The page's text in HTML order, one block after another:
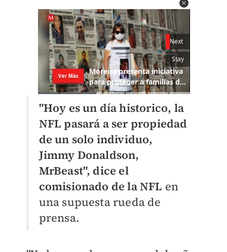
"Hoy es un día historico, la
NFL pasará a ser propiedad
de un solo individuo,
Jimmy Donaldson,
MrBeast", dice el
comisionado de la NFL en
una supuesta rueda de
prensa.